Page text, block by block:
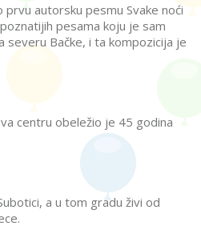
autorsku pesmu Svake noći
pesama koju je sam
severu Bačke, i ta kompozicija je
centru obeležio je 45 godina
a u tom gradu živi od